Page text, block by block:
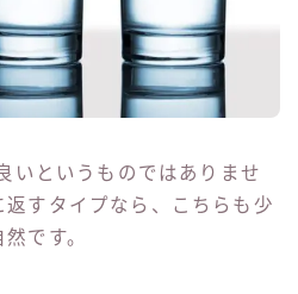
いというものではありませ
すタイプなら、こちらも少
です。